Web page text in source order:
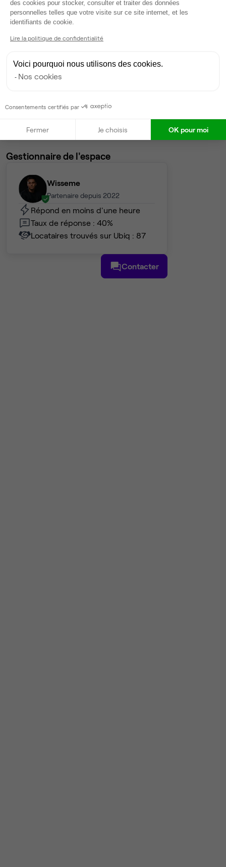
2 390 €
Gestionnaire de l'espace
Wisseme
Partenaire depuis 2022
Répond en moins d'une heure
Taux de réponse : 40%
Locataires trouvés sur Ubiq : 87
Contacter
des cookies pour stocker, consulter et traiter des données
personnelles telles que votre visite sur ce site internet, et les
identifiants de cookie.
Lire la politique de confidentialité
Voici pourquoi nous utilisons des cookies.
Nos cookies
Consentements certifiés par
Fermer Je choisis OK pour moi